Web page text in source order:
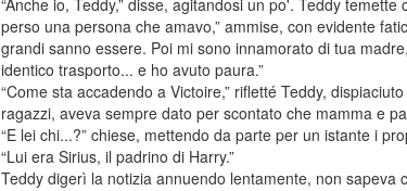
“Anche io, Teddy,” disse, agitandosi un po'. Teddy
perso una persona che amavo,” ammise, con evidente
grandi sanno essere. Poi mi sono innamorato di tua
identico trasporto... e ho avuto paura.”
“Come sta accadendo a Victoire,” rifletté Teddy,
ragazzi, aveva sempre dato per scontato che mamma e
“E lei chi...?” chiese, mettendo da parte per un istante i
“Lui era Sirius, il padrino di Harry.”
Teddy digerì la notizia annuendo lentamente, non